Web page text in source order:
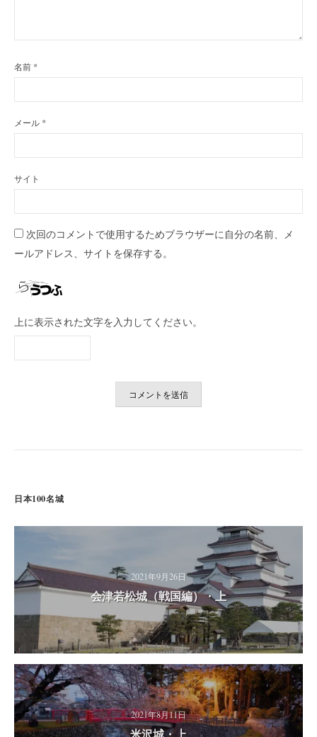
名前 *
メール *
サイト
次回のコメントで使用するためブラウザーに自分の名前、メ
ールアドレス、サイトを保存する。
上に表示された文字を入力してください。
日本100名城
2021年9月26日
会津若松城（戦国編）・上
2021年8月11日